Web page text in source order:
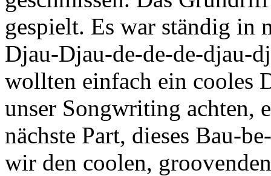
gespielt. Es war ständig in
Djau-Djau-de-de-de-djau-
wollten einfach ein cooles
unser Songwriting achten,
nächste Part, dieses Bau-
wir den coolen,